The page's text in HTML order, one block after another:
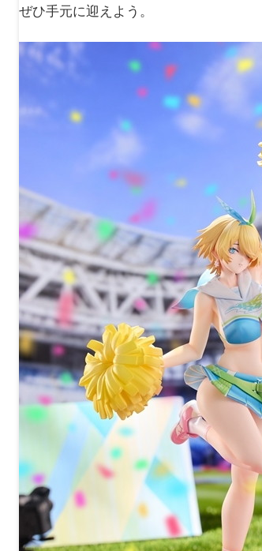
ぜひ手元に迎えよう。